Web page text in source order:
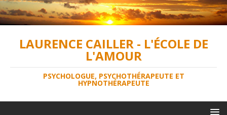
LAURENCE CAILLER - L'ÉCOLE DE
L'AMOUR
PSYCHOLOGUE, PSYCHOTHÉRAPEUTE ET
HYPNOTHÉRAPEUTE